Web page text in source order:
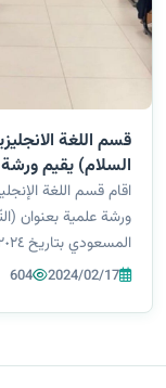
قسم اللغة
السلام) يقيم
اقام قسم اللغة
ورشة علمية بعنوان
قسم اللغة
2024/02/17
604